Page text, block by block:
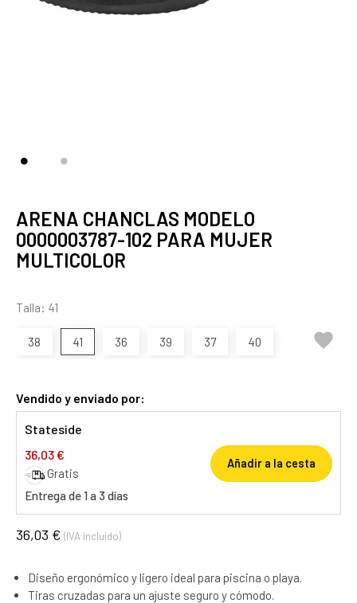
ARENA CHANCLAS MODELO
0000003787-102 PARA MUJER
MULTICOLOR
Talla: 41
38 41 36 39 37 40 
Vendido y enviado por:
Stateside
36,03 €
Gratis
Entrega de 1 a 3 días
Añadir a la cesta
36,03 € (IVA incluido)
Diseño ergonómico y ligero ideal para piscina o playa.
Tiras cruzadas para un ajuste seguro y cómodo.